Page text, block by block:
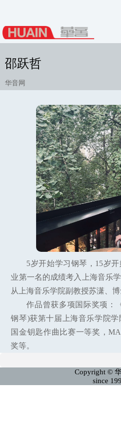
邵跃哲
华音网
5岁开始学习钢琴，15岁
业第一名的成绩考入上海音乐
从上海音乐学院副教授苏潇、博
作品曾获多项国际奖项：
钢琴)获第十届上海音乐学院
国金钥匙作曲比赛一等奖，
奖等。
Copyright ©
since